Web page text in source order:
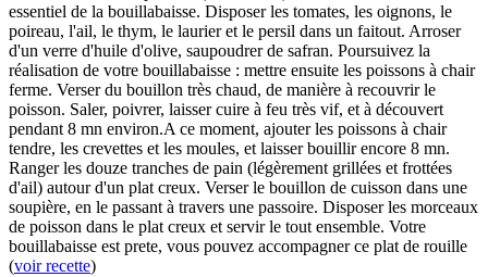
essentiel de la bouillabaisse. Disposer les tomates, les oignons, le
poireau, l'ail, le thym, le laurier et le persil dans un faitout. Arroser
d'un verre d'huile d'olive, saupoudrer de safran. Poursuivez la
réalisation de votre bouillabaisse : mettre ensuite les poissons à chair
ferme. Verser du bouillon très chaud, de manière à recouvrir le
poisson. Saler, poivrer, laisser cuire à feu très vif, et à découvert
pendant 8 mn environ.A ce moment, ajouter les poissons à chair
tendre, les crevettes et les moules, et laisser bouillir encore 8 mn.
Ranger les douze tranches de pain (légèrement grillées et frottées
d'ail) autour d'un plat creux. Verser le bouillon de cuisson dans une
soupière, en le passant à travers une passoire. Disposer les morceaux
de poisson dans le plat creux et servir le tout ensemble. Votre
bouillabaisse est prete, vous pouvez accompagner ce plat de rouille
(voir recette)